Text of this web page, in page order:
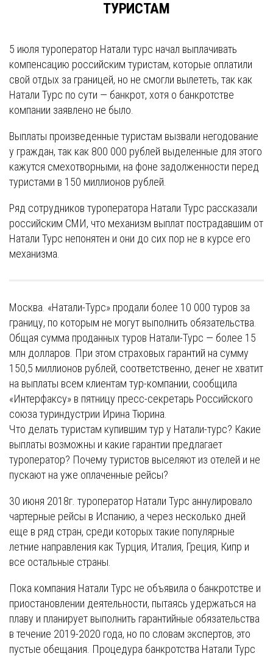
ТУРИСТАМ
5 июля туроператор Натали турс начал выплачивать
компенсацию российским туристам, которые оплатили
свой отдых за границей, но не смогли вылететь, так как
Натали Турс по сути — банкрот, хотя о банкротстве
компании заявлено не было.
Выплаты произведенные туристам вызвали негодование
у граждан, так как 800 000 рублей выделенные для этого
кажутся смехотворными, на фоне задолженности перед
туристами в 150 миллионов рублей.
Ряд сотрудников туроператора Натали Турс рассказали
российским СМИ, что механизм выплат пострадавшим от
Натали Турс непонятен и они до сих пор не в курсе его
механизма.
Москва. «Натали-Турс» продали более 10 000 туров за
границу, по которым не могут выполнить обязательства.
Общая сумма проданных туров Натали-Турс — более 15
млн долларов. При этом страховых гарантий на сумму
150,5 миллионов рублей, соответственно, денег не хватит
на выплаты всем клиентам тур-компании, сообщила
«Интерфаксу» в пятницу пресс-секретарь Российского
союза туриндустрии Ирина Тюрина.
Что делать туристам купившим тур у Натали-турс? Какие
выплаты возможны и какие гарантии предлагает
туроператор? Почему туристов выселяют из отелей и не
пускают на уже оплаченные рейсы?
30 июня 2018г. туроператор Натали Турс аннулировало
чартерные рейсы в Испанию, а через несколько дней
еще в ряд стран, среди которых такие популярные
летние направления как Турция, Италия, Греция, Кипр и
все остальные страны.
Пока компания Натали Турс не объявила о банкротстве и
приостановлении деятельности, пытаясь удержаться на
плаву и планирует выполнить гарантийные обязательства
в течение 2019-2020 года, но по словам экспертов, это
пустые обещания. Процедура банкротства Натали Турс